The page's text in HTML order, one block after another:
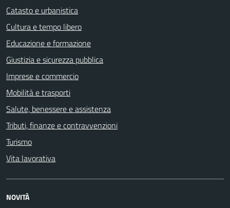
Catasto e urbanistica
Cultura e tempo libero
Educazione e formazione
Giustizia e sicurezza pubblica
Imprese e commercio
Mobilità e trasporti
Salute, benessere e assistenza
Tributi, finanze e contravvenzioni
Turismo
Vita lavorativa
NOVITÀ